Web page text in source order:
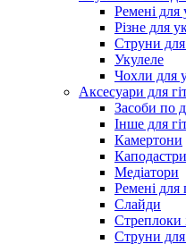
Ремені для
Різне для
Струни для
Укулеле
Чохли для
Аксесуари для
Засоби по
Інше для
Камертони
Каподастри
Медіатори
Ремені для
Слайди
Стреплоки
Струни для